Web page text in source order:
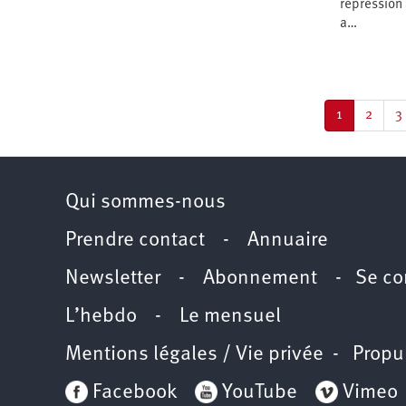
répression
a…
Page
courante
1 Page
2 3
Qui sommes-nous
Prendre contact - Annuaire
Newsletter - Abonnement - Se
L’hebdo -
Le mensuel
Mentions légales / Vie privée -
Facebook
YouTube Vimeo